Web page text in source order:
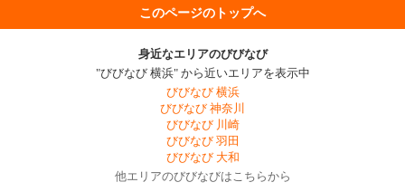
このページのトップへ
身近なエリアのびびなび
"びびなび 横浜" から近いエリアを表示中
びびなび 横浜
びびなび 神奈川
びびなび 川崎
びびなび 羽田
びびなび 大和
他エリアのびびなびはこちらから